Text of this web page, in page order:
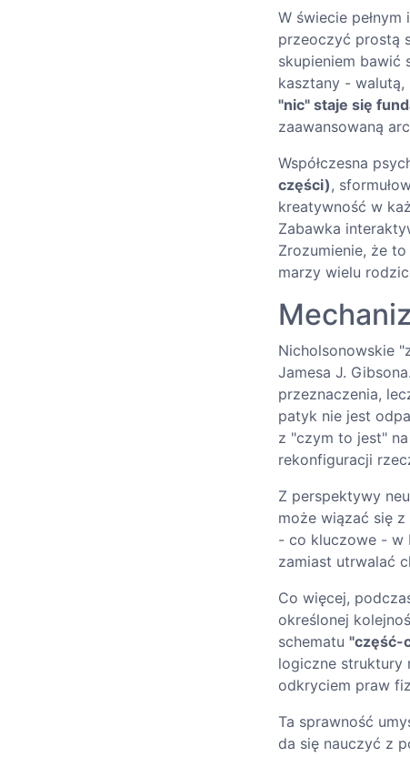
W świecie
przeoczyć prostą
skupieniem bawić
kasztany -
"nic" staje się
zaawansowaną
Współczesna
części),
kreatywność w
Zabawka
Zrozumienie, że
marzy wielu
Nicholsonowskie
Jamesa J.
przeznaczenia,
patyk nie jest
z "czym to jest"
rekonfiguracji
Z perspektywy
może wiązać się
- co kluczowe - w
zamiast utrwalać
Co więcej,
określonej
schematu "część-
logiczne struktury
odkryciem praw
Ta sprawność
da się nauczyć z